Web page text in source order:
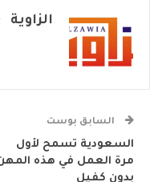
الزاوية
السابق بوست
السعودية تسمح لأول
مرة العمل في هذه
بدون كفيل